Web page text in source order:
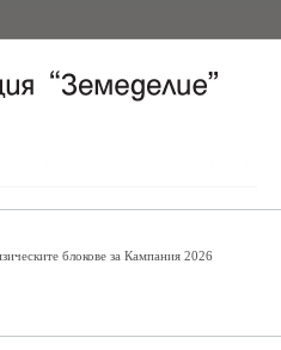
блокове за Кампания 2026